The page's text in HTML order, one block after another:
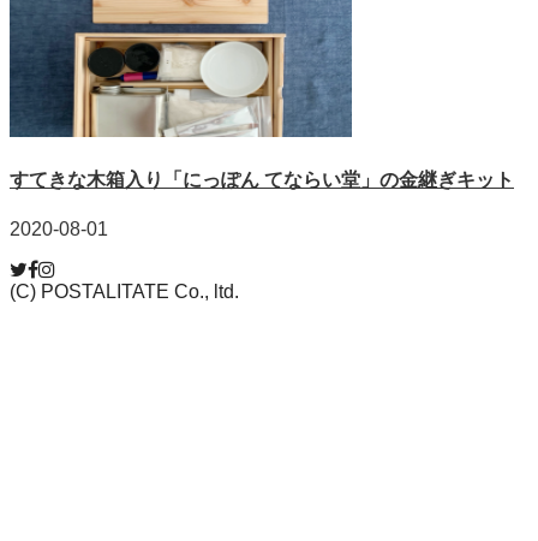
すてきな木箱入り「にっぽん てならい堂」の金継ぎキット
2020-08-01
(C) POSTALITATE Co., ltd.